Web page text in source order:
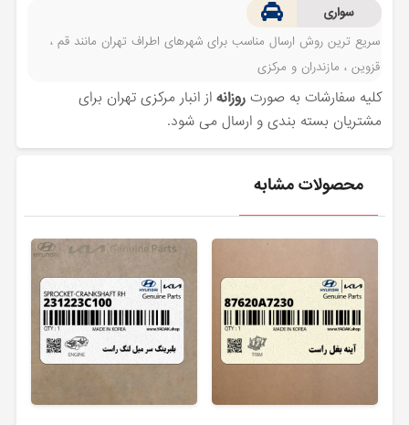
سواری
سریع ترین روش ارسال مناسب برای شهرهای اطراف تهران مانند قم ،
قزوین ، مازندران و مرکزی
کلیه سفارشات به صورتروزانه از انبار مرکزی تهران برای
مشتریان بسته بندی و ارسال می شود.
محصولات مشابه